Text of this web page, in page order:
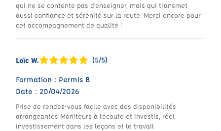
qui ne se contente pas d’enseigner, mais qui transmet
aussi confiance et sérénité sur la route. Merci encore pour
cet accompagnement de qualité !
Loïc W. (5/5)
Formation : Permis B
Date : 20/04/2026
Prise de rendez-vous facile avec des disponibilités
arrangeantes Moniteurs à l'écoute et investis, réel
investissement dans les leçons et le travail